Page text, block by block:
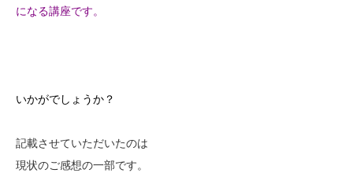
になる講座です。
いかがでしょうか？
記載させていただいたのは
現状のご感想の一部です。